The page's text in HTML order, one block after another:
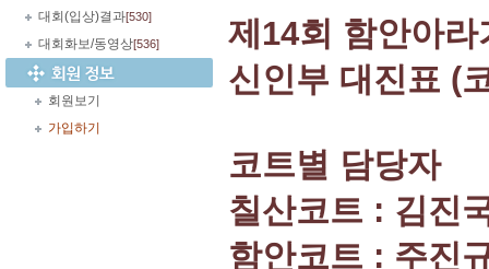
대회(입상)결과[530]
대회화보/동영상[536]
회원보기
가입하기
제14회 함안아
신인부 대진표 (
코트별 담당자
칠산코트 : 김진
함안코트 : 주진